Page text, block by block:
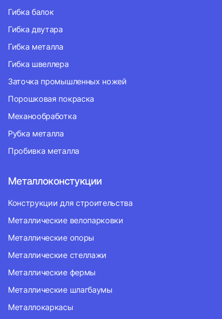
Гибка балок
Гибка двутара
Гибка металла
Гибка швеллера
Заточка промышленных ножей
Порошковая покраска
Механообработка
Рубка металла
Пробивка металла
Металлоконстукции
Конструкции для строительства
Металлические велопарковки
Металлические опоры
Металлические стеллажи
Металлические фермы
Металлические шлагбаумы
Металлокаркасы